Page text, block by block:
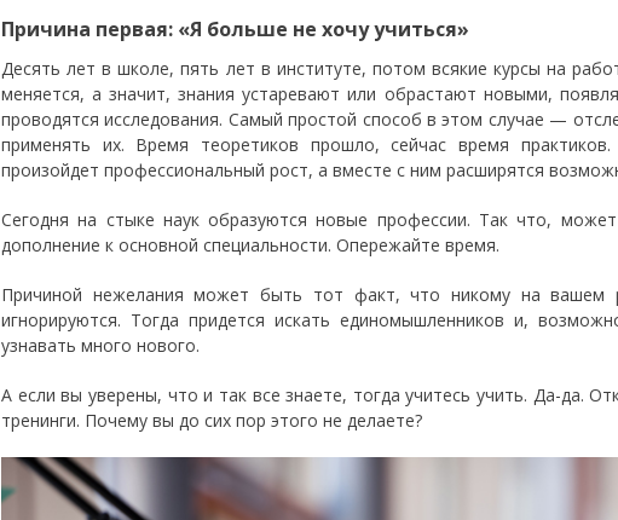
Причина первая: «Я больше не хочу учиться»
Десять лет в школе, пять лет в институте, потом всякие курсы на
меняется, а значит, знания устаревают или обрастают новыми,
проводятся исследования. Самый простой способ в этом случае —
применять их. Время теоретиков прошло, сейчас время
произойдет профессиональный рост, а вместе с ним расширятся
Сегодня на стыке наук образуются новые профессии. Так что,
дополнение к основной специальности. Опережайте время.
Причиной нежелания может быть тот факт, что никому на вашем
игнорируются. Тогда придется искать единомышленников и,
узнавать много нового.
А если вы уверены, что и так все знаете, тогда учитесь учить. Да-да.
тренинги. Почему вы до сих пор этого не делаете?